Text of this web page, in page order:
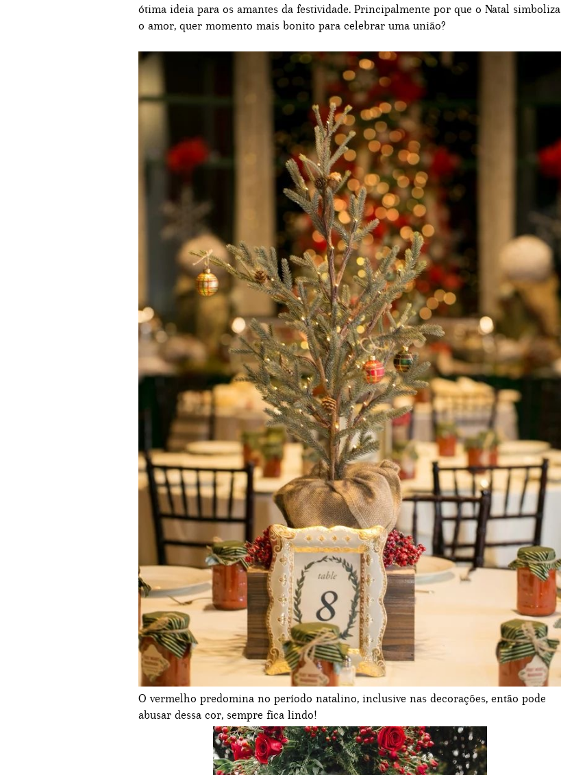
ótima ideia para os amantes da festividade. Principalmente por que o Natal simboliza
o amor, quer momento mais bonito para celebrar uma união?
O vermelho predomina no período natalino, inclusive nas decorações, então pode
abusar dessa cor, sempre fica lindo!